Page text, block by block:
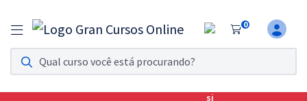
0
Assinatura Ilimitada 11
Acesso a todos os cursos. Teste grátis por 7 dias!